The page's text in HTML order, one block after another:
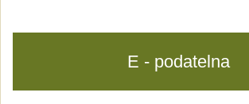
E - podatelna